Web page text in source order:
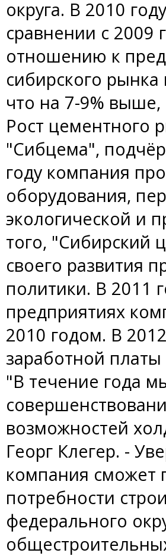
округа. В 2010
сравнении с 2009
отношению к
сибирского
что на 7-9% выше,
Рост цементного
"Сибцема",
году компания
оборудования,
экологической и
того, "Сибирский
своего развития
политики. В 2011
предприятиях
2010 годом. В
заработной платы
"В течение года
возможностей
Георг Клегер. -
компания сможет
потребности
федерального